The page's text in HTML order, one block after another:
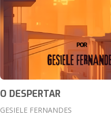
O DESPERTAR
GESIELE FERNANDES